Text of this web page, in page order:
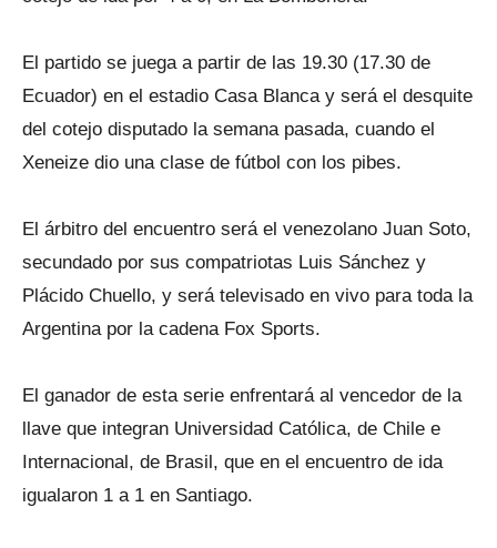
El partido se juega a partir de las 19.30 (17.30 de
Ecuador) en el estadio Casa Blanca y será el desquite
del cotejo disputado la semana pasada, cuando el
Xeneize dio una clase de fútbol con los pibes.
El árbitro del encuentro será el venezolano Juan Soto,
secundado por sus compatriotas Luis Sánchez y
Plácido Chuello, y será televisado en vivo para toda la
Argentina por la cadena Fox Sports.
El ganador de esta serie enfrentará al vencedor de la
llave que integran Universidad Católica, de Chile e
Internacional, de Brasil, que en el encuentro de ida
igualaron 1 a 1 en Santiago.